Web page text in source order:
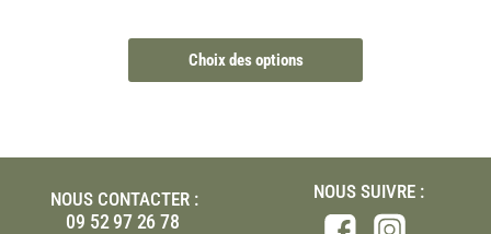
Choix des options
NOUS CONTACTER :
09 52 97 26 78
NOUS SUIVRE :